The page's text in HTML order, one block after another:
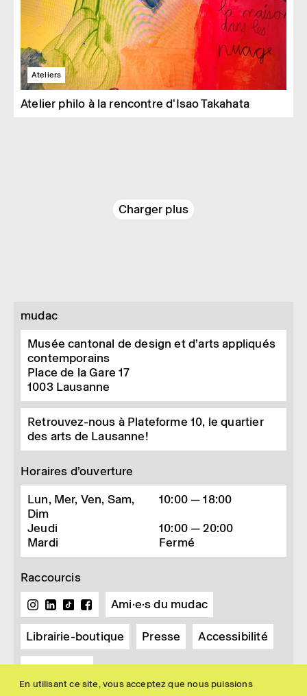
En utilisant ce site, vous acceptez que nous puissions
Ateliers
Atelier philo à la rencontre d'Isao Takahata
Charger plus
mudac
Musée cantonal de design et d’arts appliqués
contemporains
Place de la Gare 17
1003 Lausanne
Retrouvez-nous à Plateforme 10, le quartier
des arts de Lausanne!
Horaires d’ouverture
Lun, Mer, Ven, Sam,
Dim
10:00 — 18:00
Jeudi
10:00 — 20:00
Mardi
Fermé
Raccourcis
Ami·e·s du mudac
Librairie-boutique Presse Accessibilité
Newsletter